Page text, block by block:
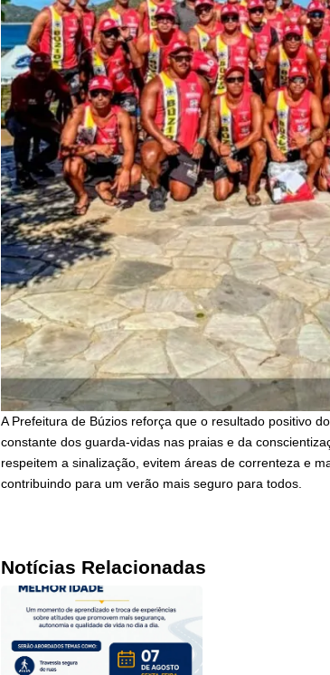
A Prefeitura de Búzios reforça que o resultado positivo
constante dos guarda-vidas nas praias e da
respeitem a sinalização, evitem áreas de correnteza e
contribuindo para um verão mais seguro para todos.
Notícias Relacionadas